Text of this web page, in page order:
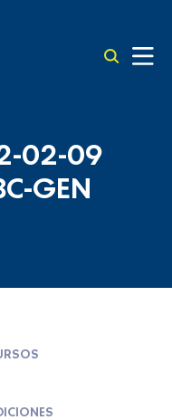
02-09
GEN